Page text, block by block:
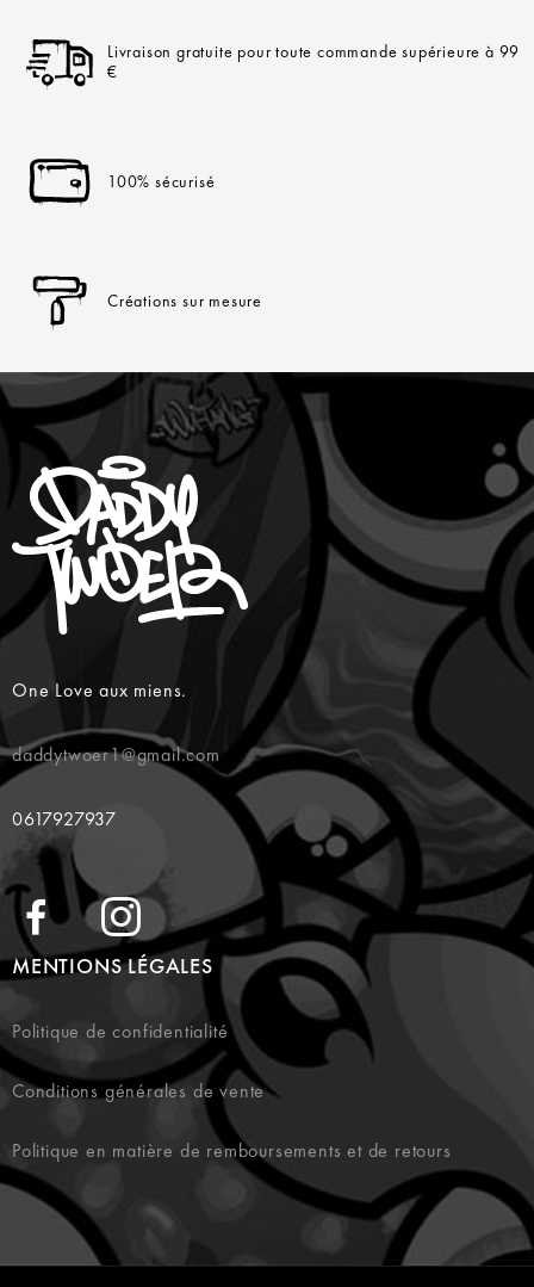
Livraison gratuite pour toute commande supérieure à 99
€
100% sécurisé
Créations sur mesure
One Love aux miens.
daddytwoer1@gmail.com
0617927937
MENTIONS LÉGALES
Politique de confidentialité
Conditions générales de vente
Politique en matière de remboursements et de retours